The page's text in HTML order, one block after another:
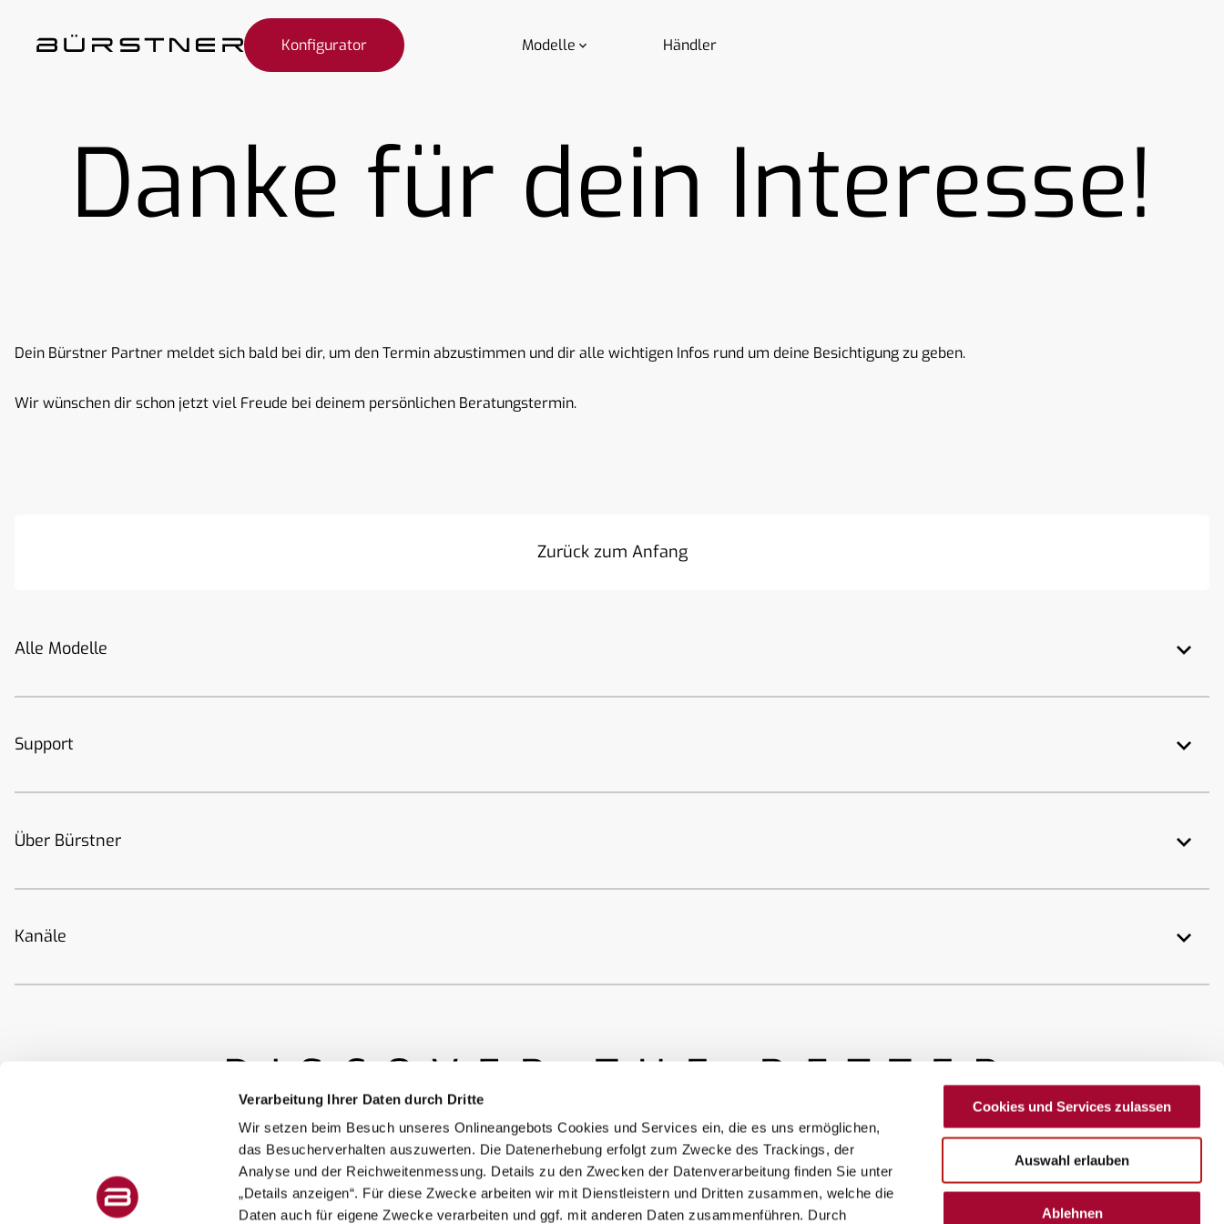
Verarbeitung Ihrer Daten durch Dritte
Wir setzen beim Besuch unseres Onlineangebots Cookies und Services ein, die es uns ermöglichen,
das Besucherverhalten auszuwerten. Die Datenerhebung erfolgt zum Zwecke des Trackings, der
Analyse und der Reichweitenmessung. Details zu den Zwecken der Datenverarbeitung finden Sie unter
„Details anzeigen“. Für diese Zwecke arbeiten wir mit Dienstleistern und Dritten zusammen, welche die
Daten auch für eigene Zwecke verarbeiten und ggf. mit anderen Daten zusammenführen. Durch
Cookies und Services zulassen
Auswahl erlauben
Ablehnen
Modelle Händler
Konfigurator
Danke für dein Interesse!
Dein Bürstner Partner meldet sich bald bei dir, um den Termin abzustimmen und dir alle wichtigen Infos rund um deine Besichtigung zu geben.
Wir wünschen dir schon jetzt viel Freude bei deinem persönlichen Beratungstermin.
Zurück zum Anfang
Alle Modelle
Support
Über Bürstner
Kanäle
© Copyright Bürstner GmbH & Co. KG